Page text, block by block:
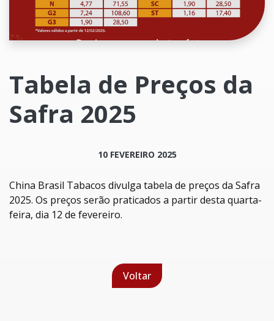
Tabela de Preços da
Safra 2025
10 FEVEREIRO 2025
China Brasil Tabacos divulga tabela de preços da Safra
2025. Os preços serão praticados a partir desta quarta-
feira, dia 12 de fevereiro.
Voltar